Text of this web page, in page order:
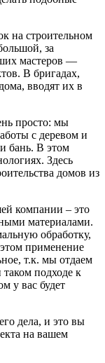
на строительном
за
мастеров —
В бригадах,
вводят их в
просто: мы
с деревом и
бань. В этом
Здесь
домов из
компании – это
материалами.
обработку,
применение
т.к. мы отдаем
подходе к
у вас будет
дела, и это вы
на вашем